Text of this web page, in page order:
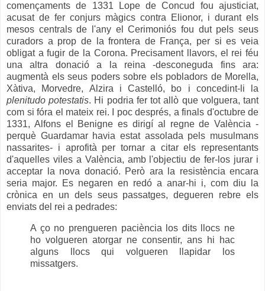
començaments de 1331 Lope de Concud fou ajusticiat,
acusat de fer conjurs màgics contra Elionor, i durant els
mesos centrals de l'any el Cerimoniós fou dut pels seus
curadors a prop de la frontera de França, per si es veia
obligat a fugir de la Corona. Precisament llavors, el rei féu
una altra donació a la reina -desconeguda fins ara:
augmentà els seus poders sobre els pobladors de Morella,
Xàtiva, Morvedre, Alzira i Castelló, bo i concedint-li la
plenitudo potestatis. Hi podria fer tot allò que volguera, tant
com si fóra el mateix rei. I poc després, a finals d'octubre de
1331, Alfons el Benigne es dirigí al regne de València -
perquè Guardamar havia estat assolada pels musulmans
nassarites- i aprofità per tornar a citar els representants
d'aquelles viles a València, amb l'objectiu de fer-los jurar i
acceptar la nova donació. Però ara la resistència encara
seria major. Es negaren en redó a anar-hi i, com diu la
crònica en un dels seus passatges, degueren rebre els
enviats del rei a pedrades:
A ço no prengueren paciència los dits llocs ne
ho volgueren atorgar ne consentir, ans hi hac
alguns llocs qui volgueren llapidar los
missatgers.